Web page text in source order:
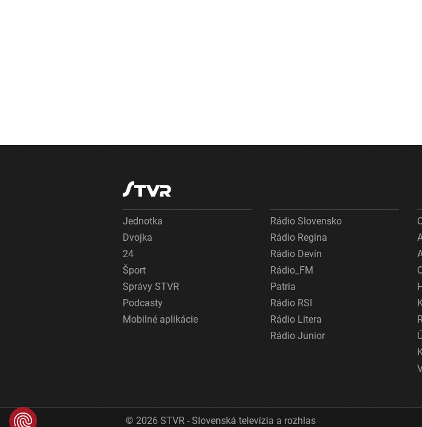
Jednotka
Dvojka
24
Šport
Správy STVR
Podcasty
Mobilné aplikácie
Rádio Slovensko
Rádio Regina
Rádio Devín
Rádio_FM
Patria
Rádio RSI
Rádio Litera
Rádio Junior
© 2026 STVR - Slovenská televízia a rozhlas